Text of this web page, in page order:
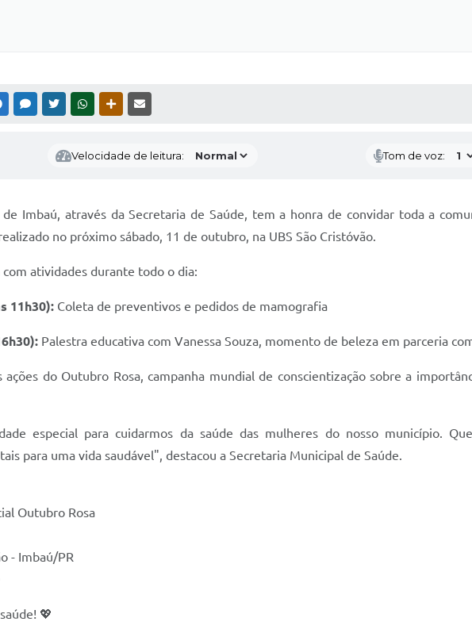
FACEBOOKMESSENGER
TWITTERWHATSAPPOUTRAS MÍDIAS
Velocidade de leitura: Tom de voz:
Imbaú, através da Secretaria de Saúde, tem a honra de convidar toda a
no próximo sábado, 11 de outubro, na UBS São Cristóvão.
atividades durante todo o dia:
11h30): Coleta de preventivos e pedidos de mamografia
Palestra educativa com Vanessa Souza, momento de beleza em parceria
do Outubro Rosa, campanha mundial de conscientização sobre a
especial para cuidarmos da saúde das mulheres do nosso município.
para uma vida saudável", destacou a Secretaria Municipal de Saúde.
Outubro Rosa
- Imbaú/PR
💖